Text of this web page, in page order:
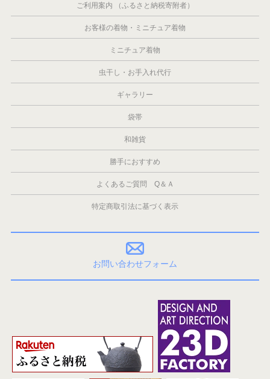
ご利用案内 （ふるさと納税寄附者）
お客様の着物・ミニチュア着物
ミニチュア着物
虫干し・お手入れ代行
ギャラリー
袋帯
和雑貨
勝手におすすめ
よくあるご質問 Q＆Ａ
特定商取引法に基づく表示
お問い合わせフォーム